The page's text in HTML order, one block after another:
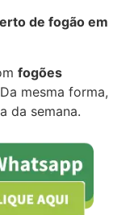
de fogão em
fogões
mesma forma,
da semana.